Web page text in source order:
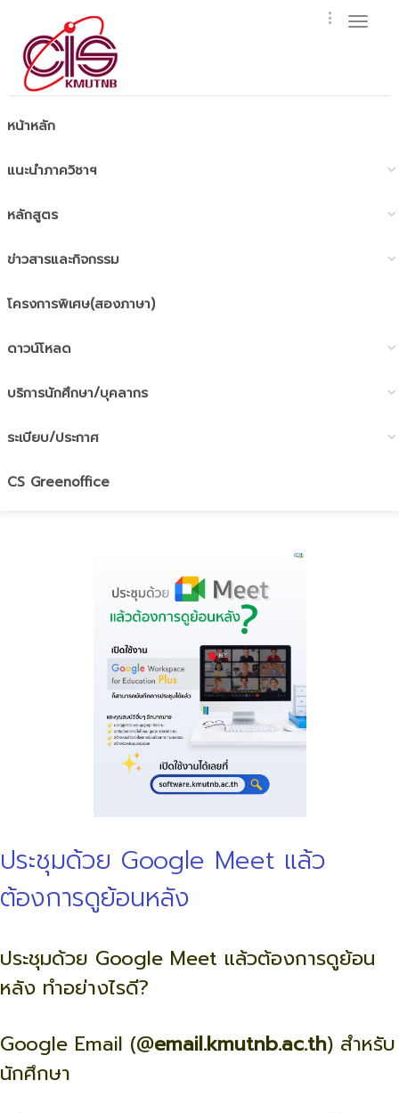
หน้าหลัก
แนะนำภาควิชาฯ
หลักสูตร
ข่าวสารและกิจกรรม
โครงการพิเศษ(สองภาษา)
ดาวน์โหลด
บริการนักศึกษา/บุคลากร
ระเบียบ/ประกาศ
CS Greenoffice
ประชุมด้วย Google Meet แล้ว
ต้องการดูย้อนหลัง
ประชุมด้วย Google Meet แล้วต้องการดูย้อน
หลัง ทำอย่างไรดี?
Google Email (@email.kmutnb.ac.th) สำหรับ
นักศึกษา